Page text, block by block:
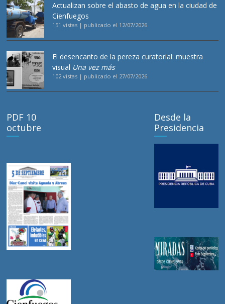
Actualizan sobre el abasto de agua en la ciudad de
Cienfuegos
151 vistas | publicado el 12/07/2026
El desencanto de la pereza curatorial: muestra
visual Una vez más
102 vistas | publicado el 27/07/2026
PDF 10
octubre
Desde la
Presidencia